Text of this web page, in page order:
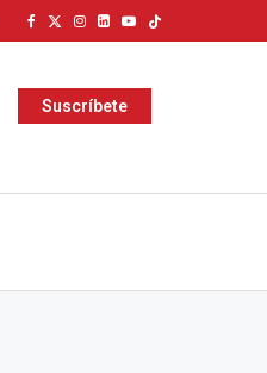
Suscríbete